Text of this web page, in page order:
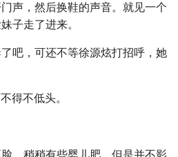
声，然后换鞋的声音。就见一个
子走了进来。
吧，可还不等徐源炫打招呼，她
得不低头。